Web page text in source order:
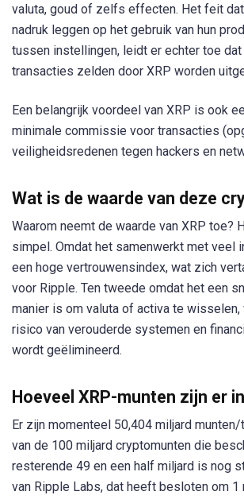
valuta, goud of zelfs effecten. Het feit
nadruk leggen op het gebruik van hun
tussen instellingen, leidt er echter toe
transacties zelden door XRP worden
Een belangrijk voordeel van XRP is ook
minimale commissie voor transacties
veiligheidsredenen tegen hackers en
Wat is de waarde van deze
Waarom neemt de waarde van XRP toe?
simpel. Omdat het samenwerkt met veel
een hoge vertrouwensindex, wat zich
voor Ripple. Ten tweede omdat het een
manier is om valuta of activa te wisselen,
risico van verouderde systemen en
wordt geëlimineerd.
Hoeveel XRP-munten zijn er
Er zijn momenteel 50,404 miljard
van de 100 miljard cryptomunten die
resterende 49 en een half miljard is nog
van Ripple Labs, dat heeft besloten om